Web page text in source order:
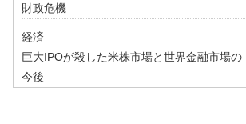
財政危機
経済
巨大IPOが殺した米株市場と世界金融市場の
今後